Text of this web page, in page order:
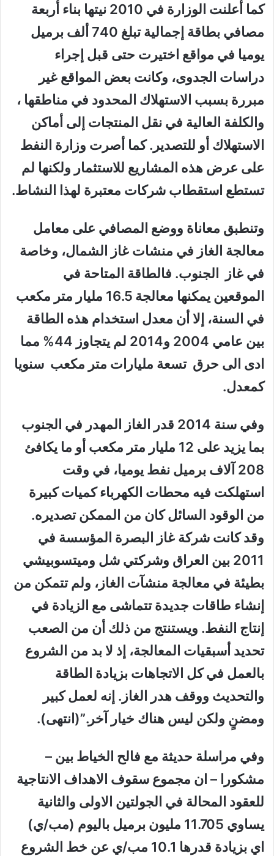
كما أعلنت الوزارة في 2010 نيتها بناء أربعة
مصافي بطاقة إجمالية تبلغ 740 ألف برميل
يوميا في مواقع اختيرت حتى قبل إجراء
دراسات الجدوى، وكانت بعض المواقع غير
مبررة بسبب الاستهلاك المحدود في مناطقها ،
والكلفة العالية في نقل المنتجات إلى أماكن
الاستهلاك أو للتصدير. كما أصرت وزارة النفط
على عرض هذه المشاريع للاستثمار ولكنها لم
تستطع استقطاب شركات معتبرة لهذا النشاط.
وتنطبق معاناة ووضع المصافي على معامل
معالجة الغاز في منشات غاز الشمال، وخاصة
في غاز الجنوب. فالطاقة المتاحة في
الموقعين يمكنها معالجة 16.5 مليار متر مكعب
في السنة، إلا أن معدل استخدام هذه الطاقة
بين عامي 2004 و2014 لم يتجاوز 44% مما
ادى الى حرق تسعة مليارات متر مكعب سنويا
كمعدل.
وفي سنة 2014 قدر الغاز المهدر في الجنوب
بما يزيد على 12 مليار متر مكعب أو ما يكافئ
208 آلاف برميل نفط يوميا، في وقت
استهلكت فيه محطات الكهرباء كميات كبيرة
من الوقود السائل كان من الممكن تصديره.
وقد كانت شركة غاز البصرة المؤسسة في
2011 بين العراق وشركتي شل وميتسوبيشي
بطيئة في معالجة منشآت الغاز، ولم تتمكن من
إنشاء طاقات جديدة تتماشى مع الزيادة في
إنتاج النفط. ويستنتج من ذلك أن من الصعب
تحديد أسبقيات المعالجة، إذ لا بد من الشروع
بالعمل في كل الاتجاهات بزيادة الطاقة
والتحديث ووقف هدر الغاز. إنه لعمل كبير
ومضنٍ ولكن ليس هناك خيار آخر.”(انتهى).
وفي مراسلة حديثة مع فالح الخياط بين –
مشكورا – ان مجموع سقوف الاهداف الانتاجية
للعقود المحالة في الجولتين الاولى والثانية
يساوي 11.705 مليون برميل باليوم (مب/ي)
اي بزيادة قدرها 10.1 مب/ي عن خط الشروع